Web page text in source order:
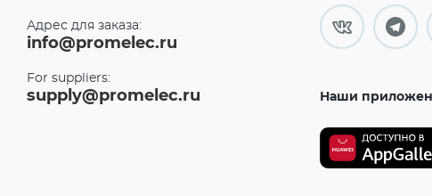
Адрес для заказа:
info@promelec.ru
For suppliers:
supply@promelec.ru Наши